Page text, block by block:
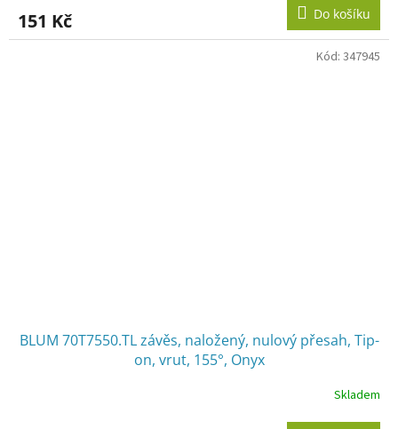
151 Kč Do košíku
BLUM 70T7550.TL závěs, naložený, nulový přesah, Tip-
on, vrut, 155°, Onyx
Skladem
Kód: 347945